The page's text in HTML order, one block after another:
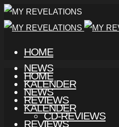
HOME
NEWS
KALENDER
REVIEWS
CD-REVIEWS
HOME
NEWS
KALENDER
REVIEWS